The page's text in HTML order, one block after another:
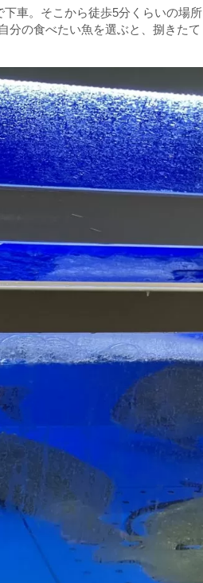
車。そこから徒歩5分くらいの場所
分の食べたい魚を選ぶと、捌きたて